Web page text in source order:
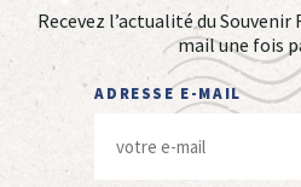
Recevez l’actualité du
mail une fois
ADRESSE E-MAIL